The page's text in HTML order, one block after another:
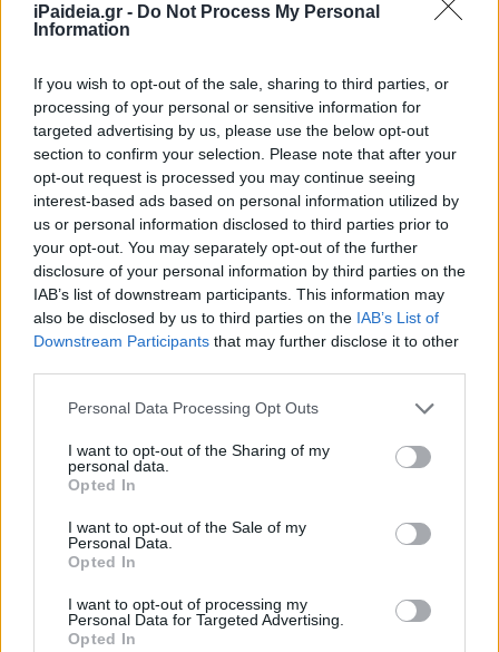
iPaideia.gr - Do Not Process My Personal
Information
If you wish to opt-out of the sale, sharing to third parties, or
processing of your personal or sensitive information for
targeted advertising by us, please use the below opt-out
section to confirm your selection. Please note that after your
opt-out request is processed you may continue seeing
interest-based ads based on personal information utilized by
us or personal information disclosed to third parties prior to
your opt-out. You may separately opt-out of the further
disclosure of your personal information by third parties on the
IAB’s list of downstream participants. This information may
also be disclosed by us to third parties on the IAB’s List of
Downstream Participants that may further disclose it to other
Please note that this website/app uses one or more Google
not limited to your visit or usage behaviour. You may click to
grant or deny consent to Google and its third-party tags to
use your data for below specified purposes in below Google
consent section.
Personal Data Processing Opt Outs
I want to opt-out of the Sharing of my
personal data.
Opted In
I want to opt-out of the Sale of my
Personal Data.
Opted In
I want to opt-out of processing my
Personal Data for Targeted Advertising.
Opted In
γ) Κατά την έναρξη ισχύος του παρόντος είναι
φορολογικοί κάτοικοι Ελλάδας, σύμφωνα με τα στοιχεία
που τηρούνται στο μητρώο της Ανεξάρτητης Αρχής
Δημοσίων Εσόδων (ΑΑΔΕ) και έχουν υποβάλει, μέχρι τη
δημοσίευση του παρόντος, δήλωση φορολογίας
εισοδήματος για το φορολογικό έτος 2020 ως
φορολογικοί κάτοικοι Ελλάδας
Το ύψος της ενίσχυσης ανέρχεται ανά δικαιούχο που
πληροί τακριτήρια της παρ. 2 στο ποσό των 200 ευρώ,
Σε περίπτωση που ο δικαιούχος λαμβάνει σύνταξη και
από τον e-ΕΦΚΑ και από το Γενικό Λογιστήριο του
ΕΦΚΑ. Σε περίπτωση που και οι δύο σύζυγοι ή τα μέρη
συμφώνου συμβίωσης είναι δικαιούχοι της ενίσχυσης,
τότε η ενίσχυση των 200 ευρώ καταβάλλεται και στους
δύο δικαιούχους.